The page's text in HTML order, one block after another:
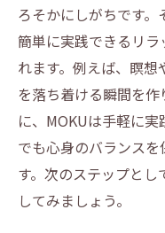
ろそかにしがちです。
簡単に実践できるリ
れます。例えば、瞑
を落ち着ける瞬間を
に、MOKUは手軽に
でも心身のバランス
す。次のステップとし
してみましょう。